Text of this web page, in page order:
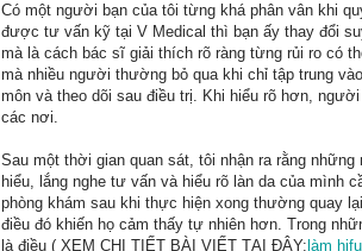
Có một người bạn của tôi từng khá phân vân khi
được tư vấn kỹ tại V Medical thì bạn ấy thay đổi
mà là cách bác sĩ giải thích rõ ràng từng rủi ro có
mà nhiều người thường bỏ qua khi chỉ tập trung
môn và theo dõi sau điều trị. Khi hiểu rõ hơn,
các nơi.
Sau một thời gian quan sát, tôi nhận ra rằng
hiểu, lắng nghe tư vấn và hiểu rõ làn da của
phòng khám sau khi thực hiện xong thường quay
điều đó khiến họ cảm thấy tự nhiên hơn. Trong
là điều ( XEM CHI TIẾT BÀI VIẾT TẠI ĐÂY: làm